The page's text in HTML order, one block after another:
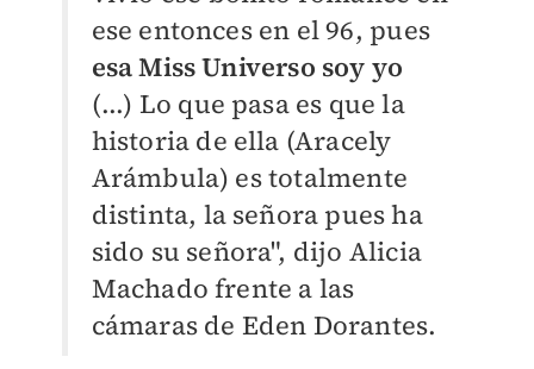
ese entonces en el 96, pues
esa Miss Universo soy yo
(...) Lo que pasa es que la
historia de ella (Aracely
Arámbula) es totalmente
distinta, la señora pues ha
sido su señora", dijo Alicia
Machado frente a las
cámaras de Eden Dorantes.